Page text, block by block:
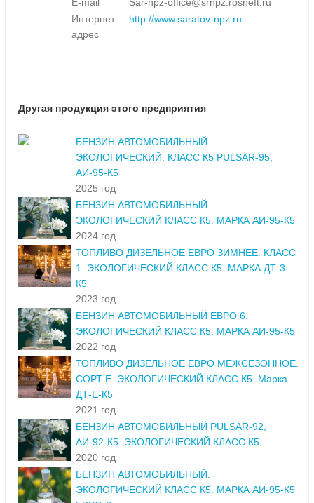
E-mail
Sar-npz-office@srnpz.rosneft.ru
Интернет-
адрес
http://www.saratov-npz.ru
Другая продукция этого предприятия
БЕНЗИН АВТОМОБИЛЬНЫЙ.
ЭКОЛОГИЧЕСКИЙ. КЛАСС К5 PULSAR-95,
АИ-95-К5
2025 год
БЕНЗИН АВТОМОБИЛЬНЫЙ.
ЭКОЛОГИЧЕСКИЙ КЛАСС К5. МАРКА АИ-95-К5
2024 год
ТОПЛИВО ДИЗЕЛЬНОЕ ЕВРО ЗИМНЕЕ. КЛАСС
1. ЭКОЛОГИЧЕСКИЙ КЛАСС К5. МАРКА ДТ-3-
К5
2023 год
БЕНЗИН АВТОМОБИЛЬНЫЙ ЕВРО 6.
ЭКОЛОГИЧЕСКИЙ КЛАСС К5. МАРКА АИ-95-К5
2022 год
ТОПЛИВО ДИЗЕЛЬНОЕ ЕВРО МЕЖСЕЗОННОЕ.
СОРТ Е. ЭКОЛОГИЧЕСКИЙ КЛАСС К5. Марка
ДТ-Е-К5
2021 год
БЕНЗИН АВТОМОБИЛЬНЫЙ PULSAR-92,
АИ-92-К5. ЭКОЛОГИЧЕСКИЙ КЛАСС К5
2020 год
БЕНЗИН АВТОМОБИЛЬНЫЙ.
ЭКОЛОГИЧЕСКИЙ КЛАСС К5. МАРКА АИ-95-К5